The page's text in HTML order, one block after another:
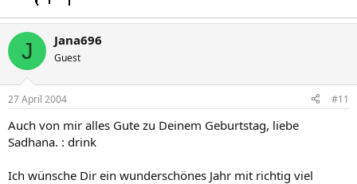
J Jana696
Guest
27 April 2004 #11
Auch von mir alles Gute zu Deinem Geburtstag, liebe
Sadhana. : drink
Ich wünsche Dir ein wunderschönes Jahr mit richtig viel